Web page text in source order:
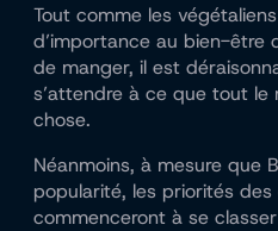
Tout comme les
d’importance au bien-être
de manger, il est
s’attendre à ce que tout le
chose.
Néanmoins, à mesure que
popularité, les priorités
commenceront à se